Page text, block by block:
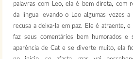
palavras com Leo, ela é bem direta, com
da língua levando o Leo algumas vezes
recusa a deixa-la em paz. Ele é atraente, e
faz seus comentários bem humorados e
aparência de Cat e se diverte muito, ela